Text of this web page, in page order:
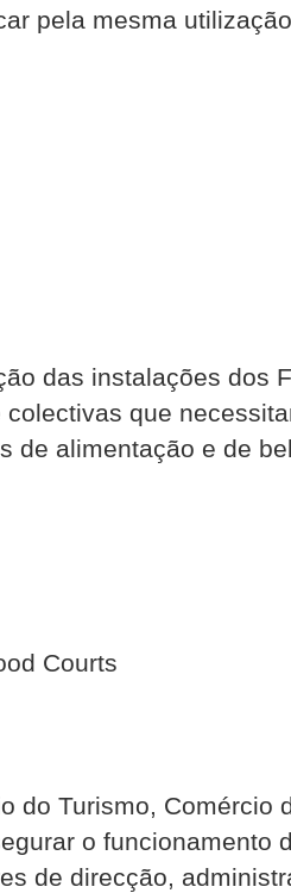
pela mesma
das instalações dos
que
de alimentação e de
Courts
do Turismo, Comércio
o funcionamento
de direcção,